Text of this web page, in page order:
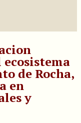
de Rocha,
en
y